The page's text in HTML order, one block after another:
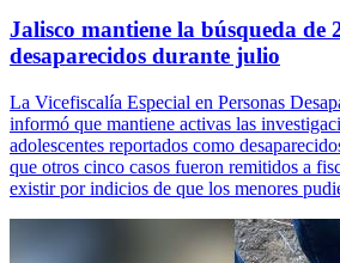
Jalisco mantiene la búsqueda de
desaparecidos durante julio
La Vicefiscalía Especial en Personas
informó que mantiene activas las
adolescentes reportados como
que otros cinco casos fueron remitidos a
existir por indicios de que los menores